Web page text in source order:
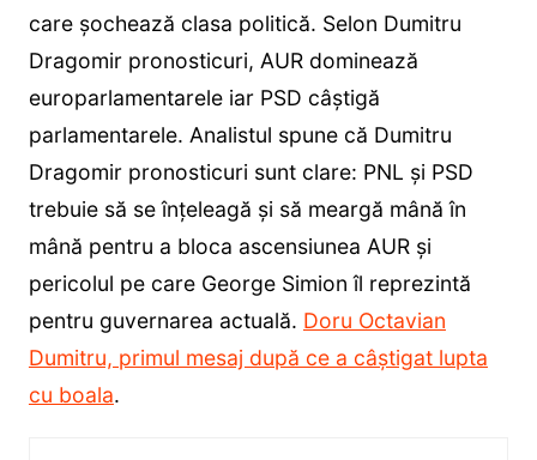
care șochează clasa politică. Selon Dumitru
Dragomir pronosticuri, AUR dominează
europarlamentarele iar PSD câștigă
parlamentarele. Analistul spune că Dumitru
Dragomir pronosticuri sunt clare: PNL și PSD
trebuie să se înțeleagă și să meargă mână în
mână pentru a bloca ascensiunea AUR și
pericolul pe care George Simion îl reprezintă
pentru guvernarea actuală. Doru Octavian
Dumitru, primul mesaj după ce a câștigat lupta
cu boala.